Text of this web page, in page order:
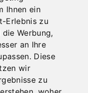
Ihnen ein
Erlebnis zu
Werbung,
an Ihre
Diese
wir
zu
Tulln/Donau